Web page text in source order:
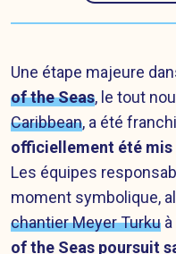
Une étape majeure
of the Seas, le tout
Caribbean, a été
officiellement été mis
Les équipes
moment symbolique,
chantier Meyer Turku
of the Seas poursuit